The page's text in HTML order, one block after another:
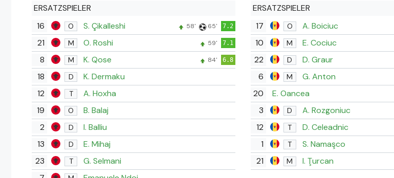
ERSATZSPIELER
16
O S. Çikalleshi 58' 65' 7.2
21 M O. Roshi 59' 7.1
8 M K. Qose 84' 6.8
18 D
K. Dermaku
12
T
A. Hoxha
19
O
B. Balaj
2
D
I. Balliu
13
D
E. Mihaj
23
T
G. Selmani
ERSATZSPIELER
17
O A. Boiciuc
10 M E. Cociuc
22 D D. Graur
6 M
G. Anton
20
E. Oancea
3
D
A. Rozgoniuc
12
T
D. Celeadnic
1
T
S. Namaşco
21
M I. Ţurcan